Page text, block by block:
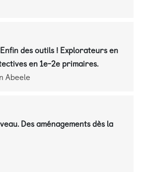
des outils ! Explorateurs en
en 1e-2e primaires.
Abeele
Des aménagements dès la